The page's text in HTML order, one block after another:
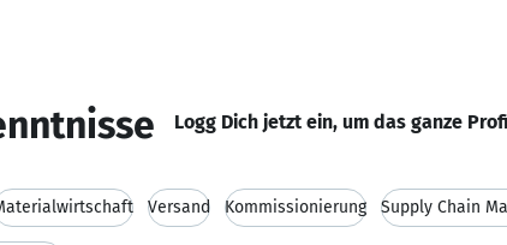
Logg Dich jetzt ein, um das ganze
Versand Kommissionierung Supply Chain